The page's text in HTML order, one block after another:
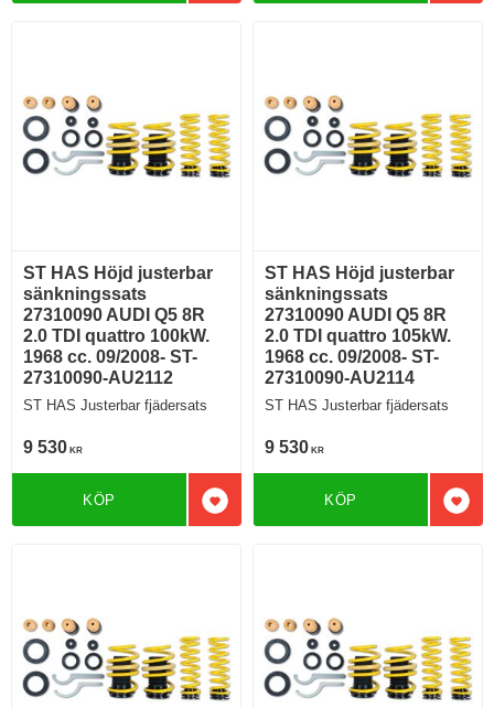
ST HAS Höjd justerbar
sänkningssats
27310090 AUDI Q5 8R
2.0 TDI quattro 100kW.
1968 cc. 09/2008- ST-
27310090-AU2112
ST HAS Justerbar fjädersats
9 530 KR
Lägg till i favoriter
KÖP
ST HAS Höjd justerbar
sänkningssats
27310090 AUDI Q5 8R
2.0 TDI quattro 105kW.
1968 cc. 09/2008- ST-
27310090-AU2114
ST HAS Justerbar fjädersats
9 530 KR
KÖP